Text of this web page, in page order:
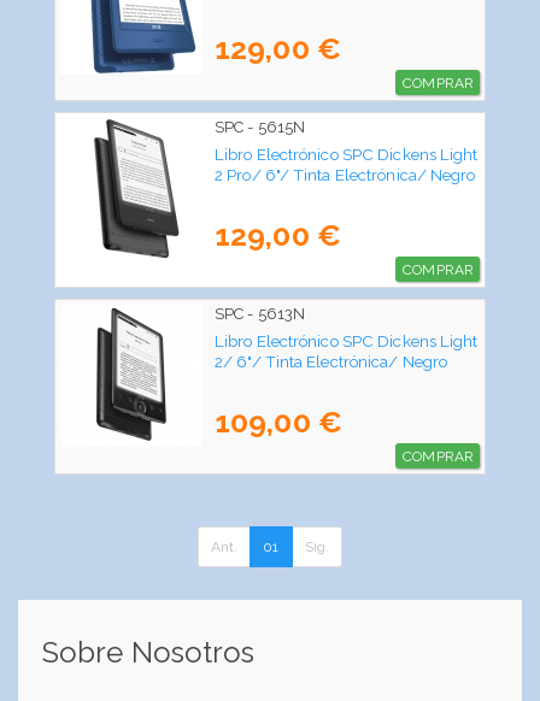
129,00 €
COMPRAR
SPC - 5615N
Libro Electrónico SPC Dickens Light
2 Pro/ 6"/ Tinta Electrónica/ Negro
129,00 €
COMPRAR
SPC - 5613N
Libro Electrónico SPC Dickens Light
2/ 6"/ Tinta Electrónica/ Negro
109,00 €
COMPRAR
Ant. 01 Sig.
Sobre Nosotros